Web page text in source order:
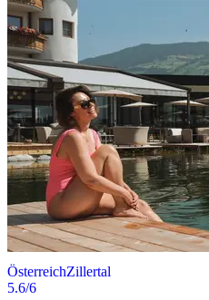
ÖsterreichZillertal
5.6/6